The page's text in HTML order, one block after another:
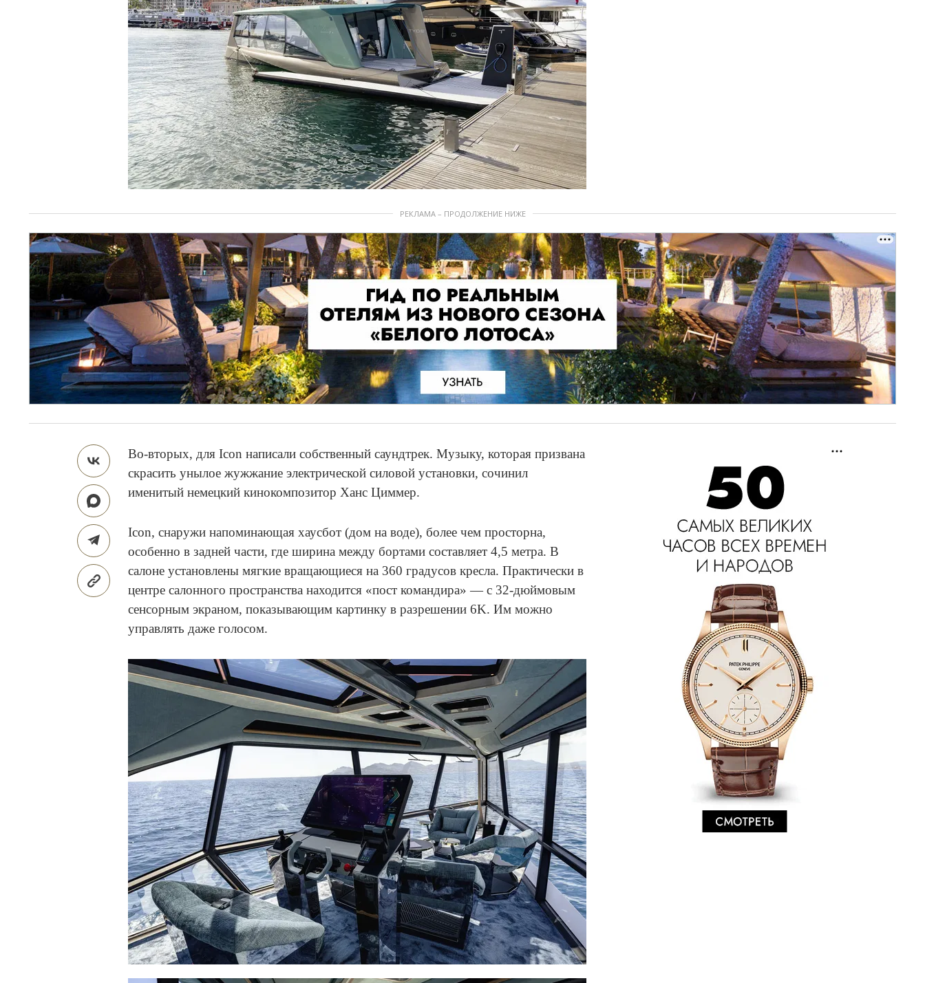
РЕКЛАМА – ПРОДОЛЖЕНИЕ НИЖЕ
Во-вторых, для Icon написали собственный саундтрек. Музыку, которая призвана
скрасить унылое жужжание электрической силовой установки, сочинил
именитый немецкий кинокомпозитор Ханс Циммер.
Icon, снаружи напоминающая хаусбот (дом на воде), более чем просторна,
особенно в задней части, где ширина между бортами составляет 4,5 метра. В
салоне установлены мягкие вращающиеся на 360 градусов кресла. Практически в
центре салонного пространства находится «пост командира» — с 32-дюймовым
сенсорным экраном, показывающим картинку в разрешении 6K. Им можно
управлять даже голосом.